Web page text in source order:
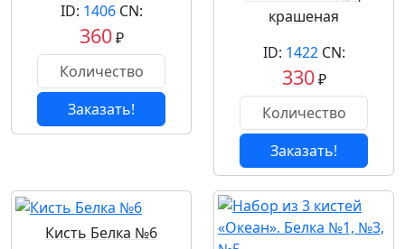
ID: 1406CN:
360₽
Заказать!
крашеная
ID: 1422CN:
330₽
Заказать!
Кисть Белка №6